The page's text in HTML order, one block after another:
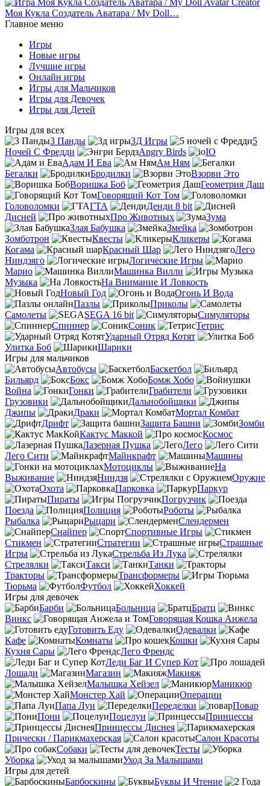
Моя Кукла Создатель Аватара / My Doll…
Главное меню
Игры
Новые игры
Лучшие игры
Онлайн игры
Игры для Мальчиков
Игры для Девочек
Игры для Детей
Игры для всех
3 Панды
3Д Игры
5
Ночей С Фредди
Angry Birds
IO
Адам И Ева
Ам Ням
Бегалки
Бродилки
Взорви Это
Воришка Боб
Геометрия Даш
Говорящий Кот Том
Головоломки
ГТА
Денди 8 bit
Дисней
Про Животных
Зума
Злая Бабушка
Змейка
Зомботрон
Квесты
Кликеры
Когама
Красный Шар
Лего
Ниндзяго
Логические Игры
Марио
Машинка Вилли
Музыка
На Внимание И Ловкость
Новый Год
Огонь И Вода
Пазлы
Приколы
Самолеты
SEGA 16 bit
Симуляторы
Спиннер
Соник
Тетрис
Ударный Отряд Котят
Улитка Боб
Шарики
Игры для мальчиков
Автобусы
Баскетбол
Бильярд
Бокс
Бомж Хобо
Война
Гонки
Грабители
Грузовики
Дальнобойщики
Джипы
Драки
Мортал Комбат
Дрифт
Защита Башни
Зомби
Кактус Маккой
Космос
Лазерная Пушка
Лего
Лего Сити
Майнкрафт
Машины
Мотоциклы
На
Выживание
Ниндзя
Оружие
Охота
Парковка
Паркур
Пираты
Погрузчик
Поезда
Полиция
Роботы
Рыбалка
Рыцари
Слендермен
Снайпер
Спортивные Игры
Стикмен
Стратегии
Страшные
Игры
Стрельба Из Лука
Стрелялки
Такси
Танки
Тракторы
Трансформеры
Тюрьма
Футбол
Хоккей
Игры для девочек
Барби
Больница
Братц
Винкс
Говорящая Кошка Анжела
Готовить Еду
Одевалки
Кафе
Комнаты
Кошки
Кухня Сары
Лего Френдс
Леди Баг И Супер Кот
Лошади
Магазин
Макияж
Малышка Хейзел
Маникюр
Монстер Хай
Операции
Папа Луи
Переделки
Повар
Пони
Поцелуи
Принцессы
Принцессы Диснея
Прически / Парикмахерская
Салон Красоты
Собаки
Тесты
Уборка
Уход За Малышами
Игры для детей
Барбоскины
Буквы И Чтение